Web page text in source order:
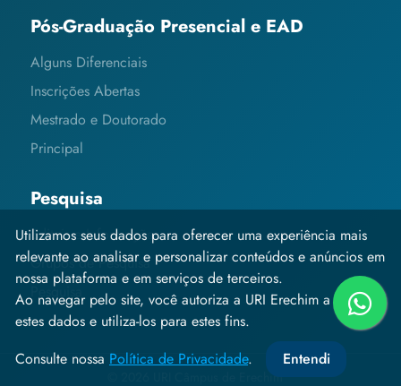
Pós-Graduação Presencial e EAD
Alguns Diferenciais
Inscrições Abertas
Mestrado e Doutorado
Principal
Pesquisa
Editais e Informações
Grupos de Pesquisa
Pesquisa
© 2026 URI Câmpus de Erechim
Utilizamos seus dados para oferecer uma experiência mais
relevante ao analisar e personalizar conteúdos e anúncios em
nossa plataforma e em serviços de terceiros.
Ao navegar pelo site, você autoriza a URI Erechim a coletar
estes dados e utiliza-los para estes fins.
Consulte nossa Política de Privacidade. Entendi